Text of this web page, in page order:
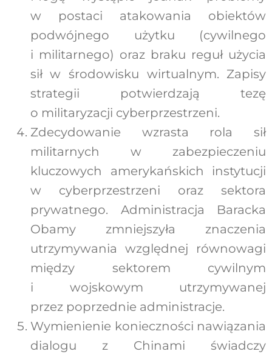
w postaci atakowania obiektów
podwójnego użytku (cywilnego
i militarnego) oraz braku reguł użycia
sił w środowisku wirtualnym. Zapisy
strategii potwierdzają tezę
o militaryzacji cyberprzestrzeni.
Zdecydowanie wzrasta rola sił
militarnych w zabezpieczeniu
kluczowych amerykańskich instytucji
w cyberprzestrzeni oraz sektora
prywatnego. Administracja Baracka
Obamy zmniejszyła znaczenia
utrzymywania względnej równowagi
między sektorem cywilnym
i wojskowym utrzymywanej
przez poprzednie administracje.
Wymienienie konieczności nawiązania
dialogu z Chinami świadczy